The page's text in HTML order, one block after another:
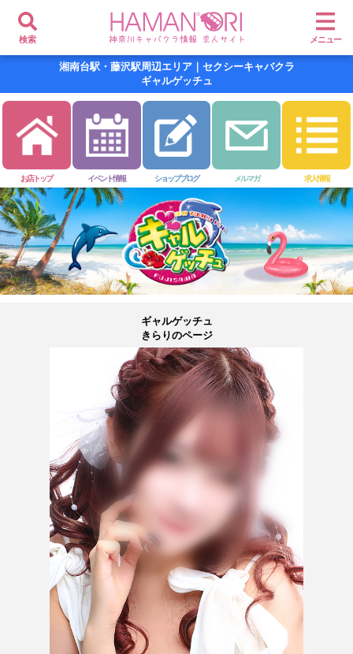
検索 メニュー
湘南台駅・藤沢駅周辺エリア｜セクシーキャバクラ
ギャルゲッチュ
お店トップ イベント情報 ショップブログ メルマガ 求人情報
ギャルゲッチュ
きらりのページ